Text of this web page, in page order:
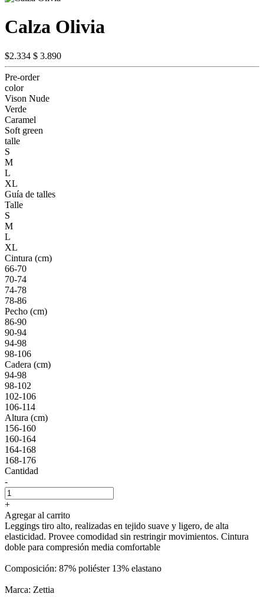
Calza Olivia
$2.334 $ 3.890
Pre-order
color
Vison Nude
Verde
Caramel
Soft green
talle
S
M
L
XL
Guía de talles
Talle
S
M
L
XL
Cintura (cm)
66-70
70-74
74-78
78-86
Pecho (cm)
86-90
90-94
94-98
98-106
Cadera (cm)
94-98
98-102
102-106
106-114
Altura (cm)
156-160
160-164
164-168
168-176
Cantidad
-
+
Agregar al carrito
Leggings tiro alto, realizadas en tejido suave y ligero, de alta
elasticidad. Provee comodidad sin restringir movimientos. Cintura
doble para compresión media comfortable
Composición: 87% poliéster 13% elastano
Marca: Zettia